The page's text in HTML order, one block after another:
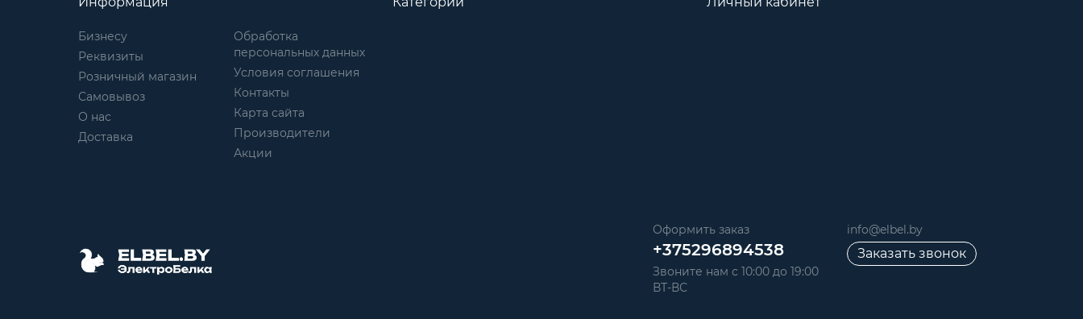
Бизнесу
Реквизиты
Розничный магазин
Самовывоз
О нас
Доставка
Обработка
персональных данных
Условия соглашения
Контакты
Карта сайта
Производители
Акции
Оформить заказ
+375296894538
Звоните нам с 10:00 до 19:00
ВТ-ВС
info@elbel.by
Заказать звонок